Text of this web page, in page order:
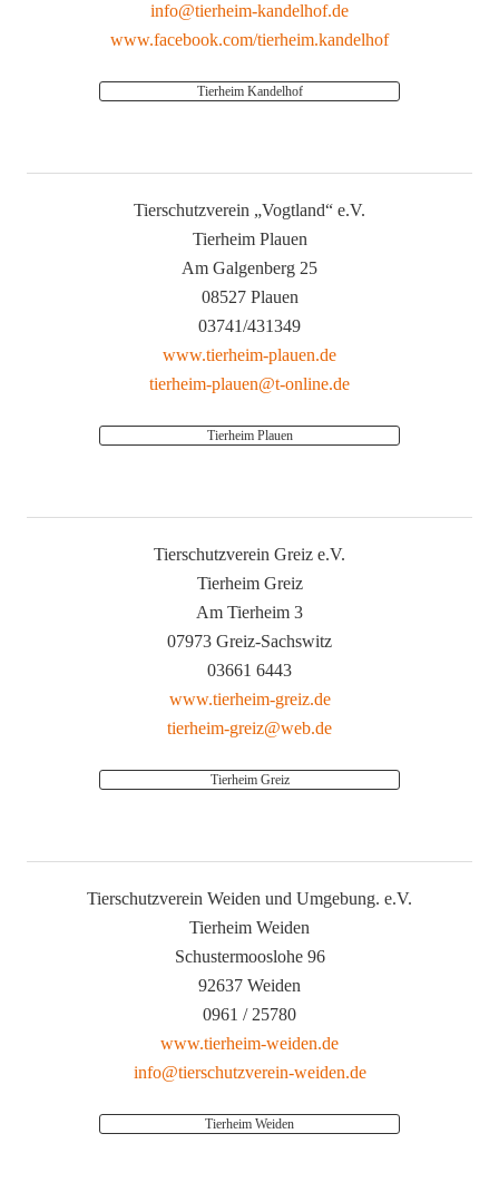
info@tierheim-kandelhof.de
www.facebook.com/tierheim.kandelhof
Tierheim Kandelhof
Tierschutzverein „Vogtland“ e.V.
Tierheim Plauen
Am Galgenberg 25
08527 Plauen
03741/431349
www.tierheim-plauen.de
tierheim-plauen@t-online.de
Tierheim Plauen
Tierschutzverein Greiz e.V.
Tierheim Greiz
Am Tierheim 3
07973 Greiz-Sachswitz
03661 6443
www.tierheim-greiz.de
tierheim-greiz@web.de
Tierheim Greiz
Tierschutzverein Weiden und Umgebung. e.V.
Tierheim Weiden
Schustermooslohe 96
92637 Weiden
0961 / 25780
www.tierheim-weiden.de
info@tierschutzverein-weiden.de
Tierheim Weiden